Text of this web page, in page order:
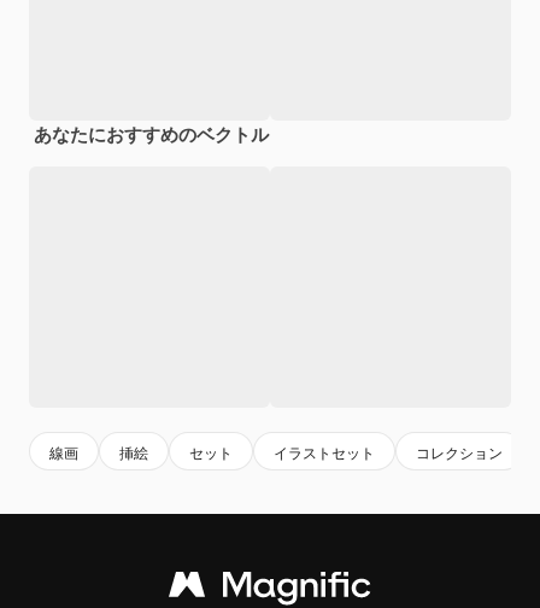
あなたにおすすめのベクトル
線画 挿絵 セット イラストセット コレクション